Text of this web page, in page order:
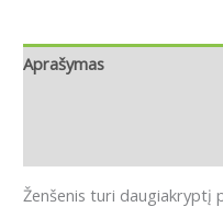
Aprašymas
Ženšenis turi daugiakryptį